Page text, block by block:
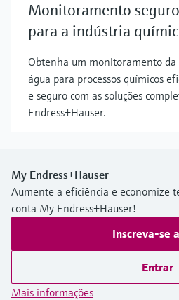
Monitoramento
para a indústria
Obtenha um monitoramento da
água para processos químicos
e seguro com as soluções
Endress+Hauser.
My Endress+Hauser
Aumente a eficiência e economize
conta My Endress+Hauser!
Inscreva-se
Entrar
Mais informações